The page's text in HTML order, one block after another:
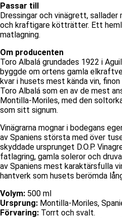
Passar till
Dressingar och vinägrett,
och kraftigare kötträtter. Ett
matlagning.
Om producenten
Toro Albalá grundades 1922 i
byggde om ortens gamla
kvar i husets mest kända vin,
Toro Albalá som en av de mest
Montilla-Moriles, med den
som sitt signum.
Vinägrarna mognar i bodegans
av Spaniens största med över
skyddade ursprunget D.O.P.
fatlagring, gamla soleror och
av Spaniens mest karaktärsfulla
hantverk som husets berömda
Volym: 500 ml
Ursprung: Montilla-Moriles,
Förvaring: Torrt och svalt.